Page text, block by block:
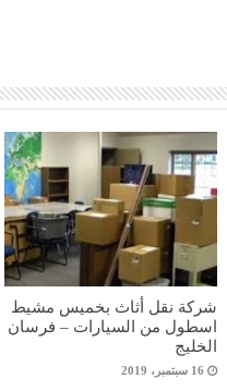
شركة نقل أثاث بخميس مشيط
اسطول من السيارات – فرسان
الخليج
16 سبتمبر، 2019